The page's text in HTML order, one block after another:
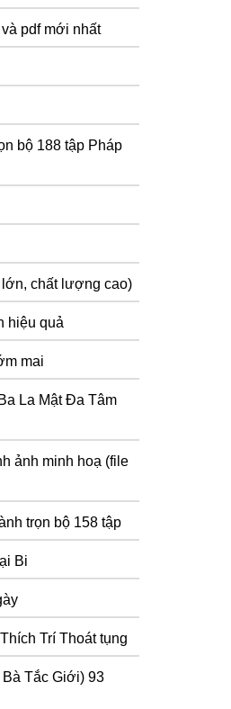
pdf mới nhất
bộ 188 tập Pháp
chất lượng cao)
hiệu quả
mai
La Mật Đa Tâm
ảnh minh hoạ (file
trọn bộ 158 tập
Bi
Trí Thoát tụng
Tắc Giới) 93